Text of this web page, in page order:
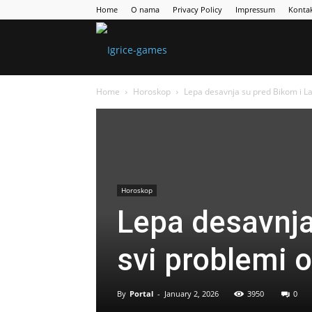
Home O nama Privacy Policy Impressum
Home Horoskop Lepa desavnja su pred Bikom i
Horoskop
Lepa
svi problemi
By Portal - January 2, 2026 3950 0